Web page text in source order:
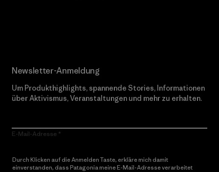
Newsletter-Anmeldung
Um Produkthighlights, spannende Stories, Informationen
über Aktivismus, Veranstaltungen und mehr zu erhalten.
E-Mail-Adresse
Durch Klicken auf die Anmelden Taste, erkläre mich damit
einverstanden, dass Patagonia meine E-Mail-Adresse verarbeitet